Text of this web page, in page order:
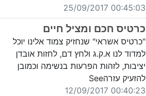
00:45:03 25/09/2017
כרטיס חכם ומציל חיים
"כרטיס אשראי" שנחזיק צמוד אלינו יוכל
למדוד לנו א.ק.ג ולחץ דם, לחזות אובדן
יציבות, לזהות הפרעות בנשימה וכמובן
להזעיק עזרהSee
00:40:23 12/09/2017